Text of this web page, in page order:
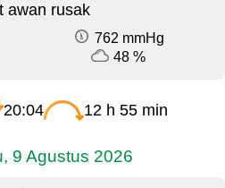
awan rusak
762 mmHg
48 %
20:04 12 h 55 min
9 Agustus 2026